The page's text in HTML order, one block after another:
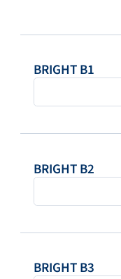
BRIGHT B1
BRIGHT B2
BRIGHT B3